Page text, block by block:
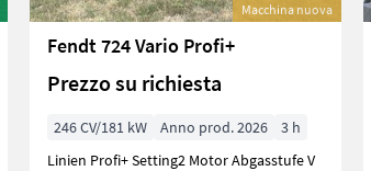
Macchina nuova
Fendt 724 Vario Profi+
Prezzo su richiesta
246 CV/181 kW Anno prod. 2026
3 h
Linien Profi+ Setting2 Motor Abgasstufe V